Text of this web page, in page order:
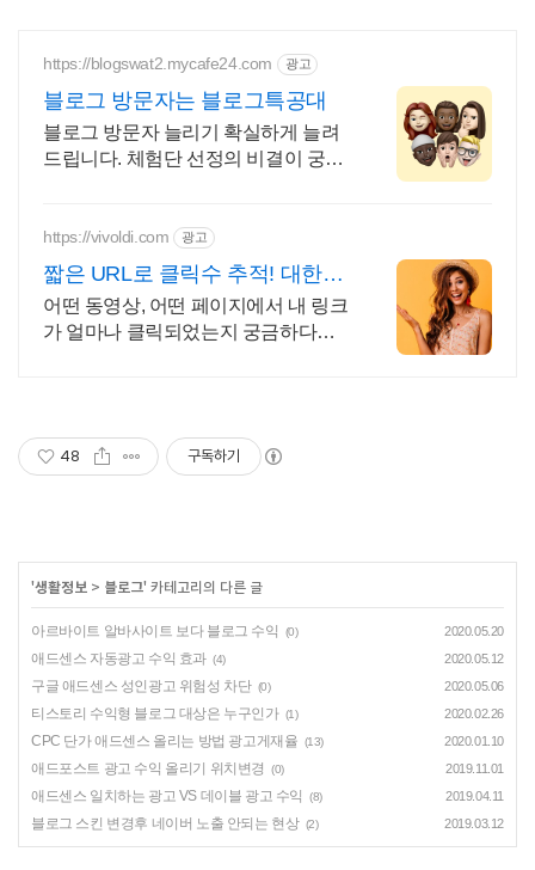
https://blogswat2.mycafe24.com 광고
블로그 방문자는 블로그특공대
블로그 방문자 늘리기 확실하게 늘려
드립니다. 체험단 선정의 비결이 궁금
https://vivoldi.com 광고
짧은 URL로 클릭수 추적! 대한민
국 사용자 만족도
어떤 동영상, 어떤 페이지에서 내 링크
가 얼마나 클릭되었는지 궁금하다면?
48 구독하기
'생활정보 > 블로그' 카테고리의 다른 글
아르바이트 알바사이트 보다 블로그 수익 (0) 2020.05.20
애드센스 자동광고 수익 효과 (4) 2020.05.12
구글 애드센스 성인광고 위험성 차단 (0) 2020.05.06
티스토리 수익형 블로그 대상은 누구인가 (1) 2020.02.26
CPC 단가 애드센스 올리는 방법 광고게재율 (13) 2020.01.10
애드포스트 광고 수익 올리기 위치변경 (0) 2019.11.01
애드센스 일치하는 광고 VS 데이블 광고 수익 (8) 2019.04.11
블로그 스킨 변경후 네이버 노출 안되는 현상 (2) 2019.03.12